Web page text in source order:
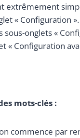
extrêmement
« Configuration
sous-onglets «
« Configuration
mots-clés :
commence par